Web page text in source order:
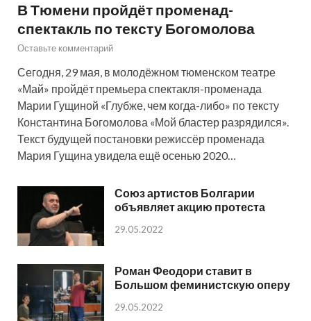
В Тюмени пройдёт променад-
спектакль по тексту Богомолова
Оставьте комментарий
Сегодня, 29 мая, в молодёжном тюменском театре
«Май» пройдёт премьера спектакля-променада
Марии Гущиной «Глубже, чем когда-либо» по тексту
Константина Богомолова «Мой бластер разрядился».
Текст будущей постановки режиссёр променада
Мария Гущина увидела ещё осенью 2020…
Союз артистов Болгарии
объявляет акцию протеста
29.05.2022
Роман Феодори ставит в
Большом феминистскую оперу
29.05.2022